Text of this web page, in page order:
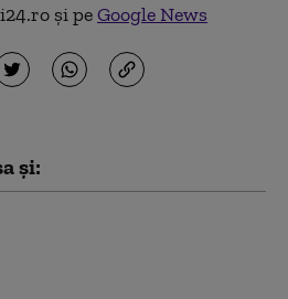
și peGoogle News
și: